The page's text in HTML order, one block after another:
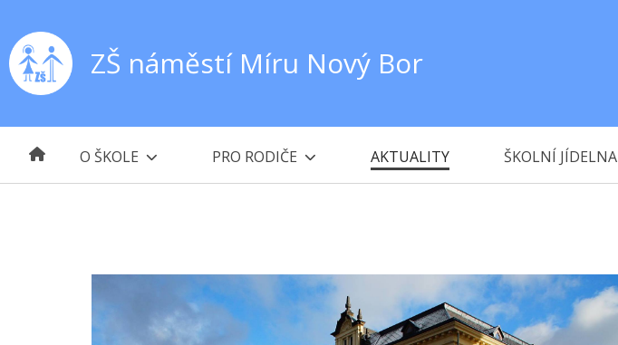
ZŠ náměstí Míru Nový Bor
O ŠKOLE PRO RODIČE AKTUALITY ŠKOLNÍ JÍDELNA